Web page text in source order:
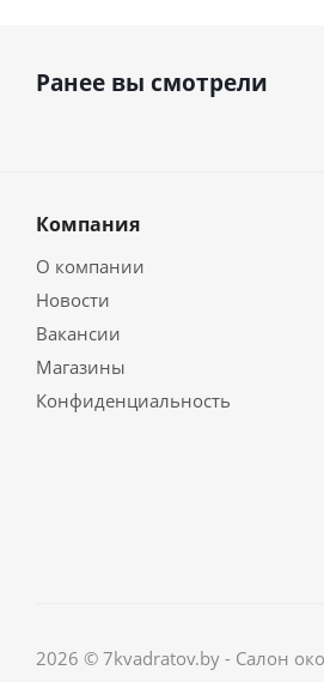
Ранее вы смотрели
Компания
О компании
Новости
Вакансии
Магазины
Конфиденциальность
2026 © 7kvadratov.by - Салон